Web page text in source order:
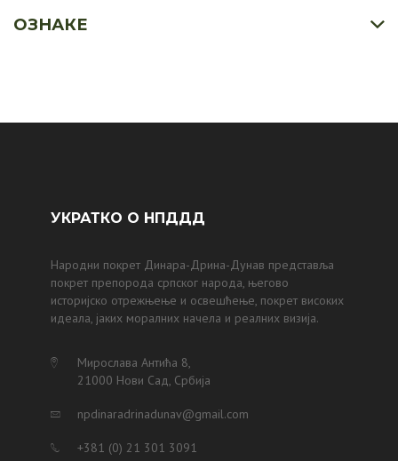
ОЗНАКЕ
УКРАТКО О НПДДД
Народни покрет Динара-Дрина-Дунав представља
покрет препорода српског народа, његово
историјско отрежњење и освешћење, покрет високих
идеала, јаких моралних начела и реалних визија.
Мирослава Антића 8,
21000 Нови Сад, Србија
npdinaradrinadunav@gmail.com
+381 (0) 21 301 3091